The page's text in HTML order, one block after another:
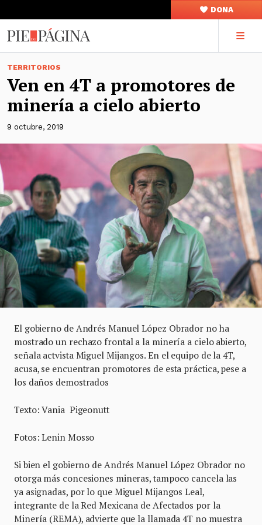
DONA
TERRITORIOS
Ven en 4T a promotores de
minería a cielo abierto
9 octubre, 2019
El gobierno de Andrés Manuel López Obrador no ha
mostrado un rechazo frontal a la minería a cielo abierto,
señala actvista Miguel Mijangos. En el equipo de la 4T,
acusa, se encuentran promotores de esta práctica, pese a
los daños demostrados
Texto: Vania Pigeonutt
Fotos: Lenin Mosso
Si bien el gobierno de Andrés Manuel López Obrador no
otorga más concesiones mineras, tampoco cancela las
ya asignadas, por lo que Miguel Mijangos Leal,
integrante de la Red Mexicana de Afectados por la
Minería (REMA), advierte que la llamada 4T no muestra